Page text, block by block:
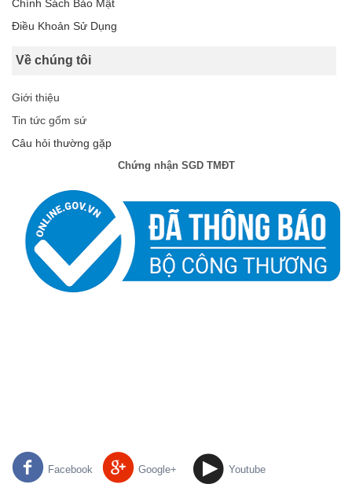
Chính Sách Bảo Mật
Điều Khoản Sử Dụng
Về chúng tôi
Giới thiệu
Tin tức gốm sứ
Câu hỏi thường gặp
Chứng nhận SGD TMĐT
Facebook Google+ Youtube